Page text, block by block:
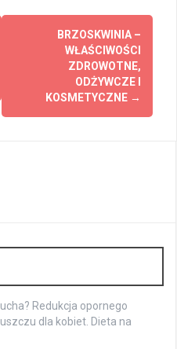
BRZOSKWINIA –
WŁAŚCIWOŚCI
ZDROWOTNE,
ODŻYWCZE I
KOSMETYCZNE →
Redukcja opornego
dla kobiet. Dieta na